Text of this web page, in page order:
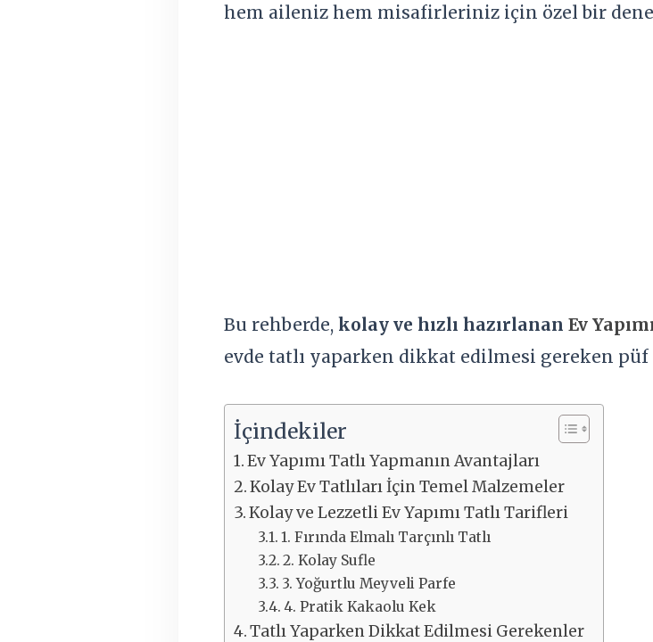
hem aileniz hem misafirleriniz için özel bir
Bu rehberde, kolay ve hızlı hazırlanan Ev
evde tatlı yaparken dikkat edilmesi gereken
İçindekiler
Ev Yapımı Tatlı Yapmanın Avantajları
Kolay Ev Tatlıları İçin Temel Malzemeler
Kolay ve Lezzetli Ev Yapımı Tatlı Tarifleri
1. Fırında Elmalı Tarçınlı Tatlı
2. Kolay Sufle
3. Yoğurtlu Meyveli Parfe
4. Pratik Kakaolu Kek
Tatlı Yaparken Dikkat Edilmesi Gerekenler